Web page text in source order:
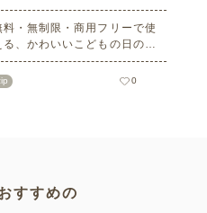
料・無制限・商用フリーで使
る、かわいいこどもの日のイ
スト素材をご紹介します。か
と飾り、こいのぼり、柏餅や
0
すすめの